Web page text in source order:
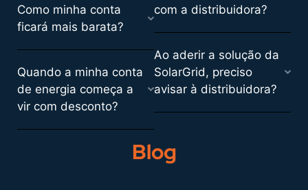
Como minha conta
ficará mais barata?
Quando a minha conta
de energia começa a
vir com desconto?
com a distribuidora?
Ao aderir a solução da
SolarGrid, preciso
avisar à distribuidora?
Blog